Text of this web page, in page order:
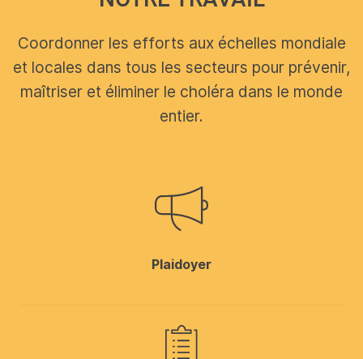
Coordonner les efforts aux échelles mondiale
et locales dans tous les secteurs pour prévenir,
maîtriser et éliminer le choléra dans le monde
entier.
Plaidoyer